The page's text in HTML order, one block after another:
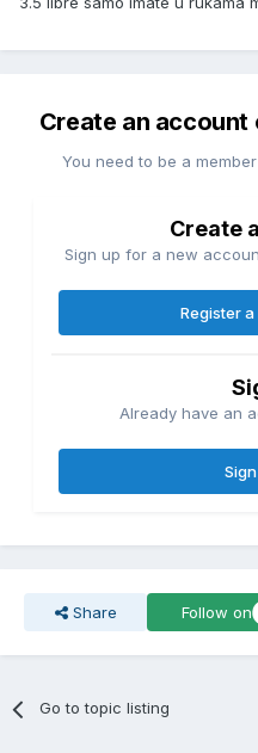
Create an account
You need to be a
Create
Sign up for a new
Register
Already have an
Share Follow on
Go to topic listing